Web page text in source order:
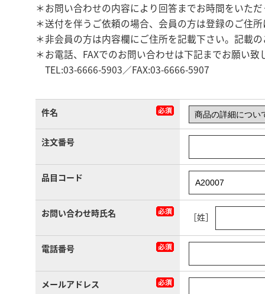
＊お問い合わせの内容により回答までお時間をいた
＊送付を伴うご依頼の場合、会員の方は登録のご住
＊非会員の方は内容欄にご住所を記載下さい。記載
＊お電話、FAXでのお問い合わせは下記までお願い致
TEL:03-6666-5903／FAX:03-6666-5907
件名
注文番号
品目コード
お問い合わせ時氏名 ［姓］
電話番号
メールアドレス